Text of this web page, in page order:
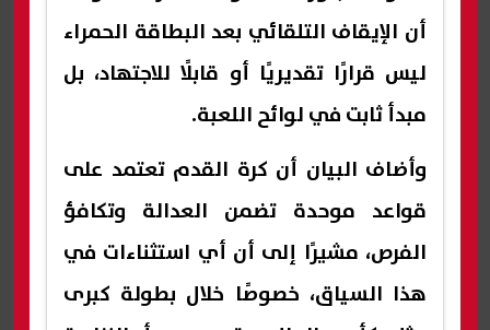
أن الإيقاف التلقائي بعد البطاقة الحمراء
ليس قرارًا تقديريًا أو قابلًا للاجتهاد، بل
مبدأ ثابت في لوائح اللعبة.
وأضاف البيان أن كرة القدم تعتمد على
قواعد موحدة تضمن العدالة وتكافؤ
الفرص، مشيرًا إلى أن أي استثناءات في
هذا السياق، خصوصًا خلال بطولة كبرى